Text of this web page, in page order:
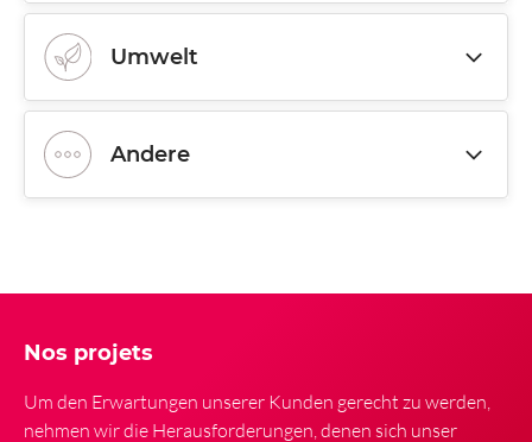
Umwelt
Andere
Nos projets
Um den Erwartungen unserer Kunden gerecht zu werden,
nehmen wir die Herausforderungen, denen sich unser